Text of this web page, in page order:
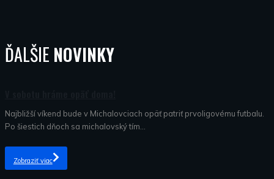
ĎALŠIE NOVINKY
Najbližší víkend bude v Michalovciach opäť patriť prvoligovému futbalu.
Po šiestich dňoch sa michalovský tím...
Zobraziť viac